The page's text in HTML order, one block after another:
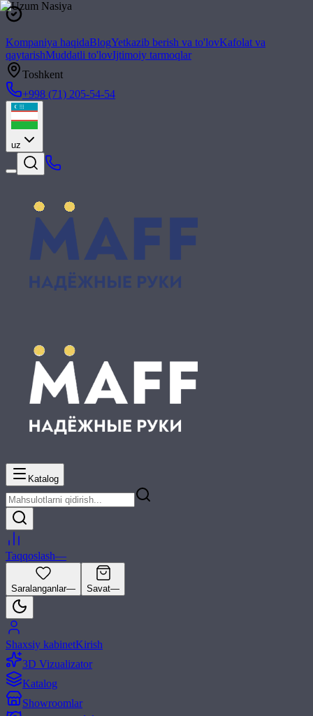
Kompaniya haqidaBlogYetkazib berish va to'lovKafolat va
qaytarishMuddatli to'lovIjtimoiy tarmoqlar
Toshkent
+998 (71) 205-54-54
uz
Katalog
Taqqoslash—
Saralanganlar— Savat—
Shaxsiy kabinetKirish
3D Vizualizator
Katalog
Showroomlar